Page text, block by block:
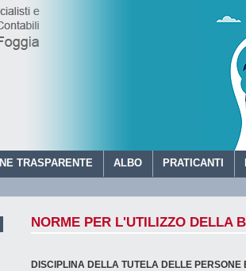
TRASPARENTE ALBO PRATICANTI
ORDINE DEI DOTTORI
NORME PER L'UTILIZZO DELLA
DISCIPLINA DELLA TUTELA DELLE PERSONE